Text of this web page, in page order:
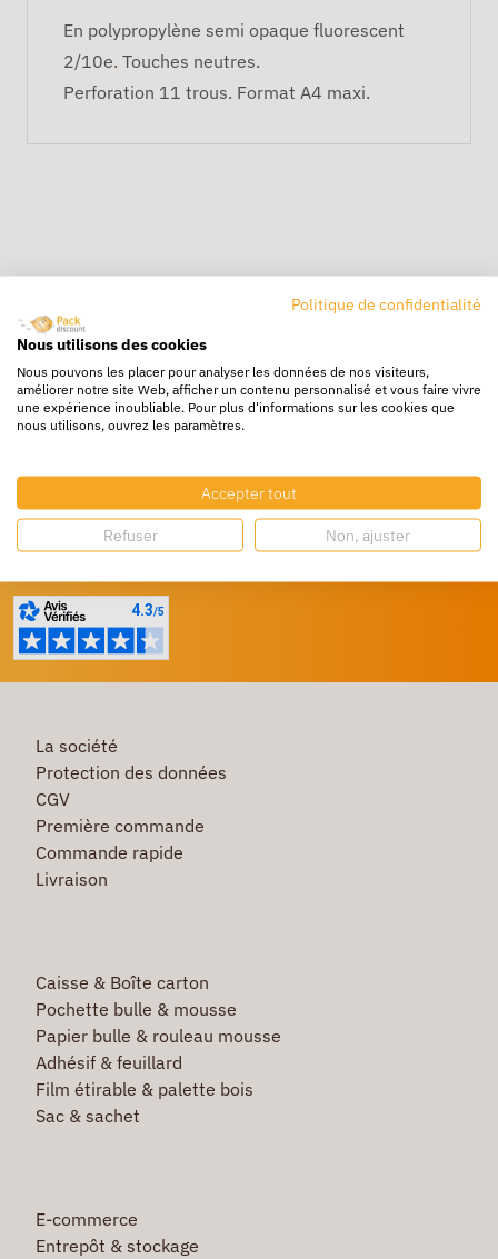
En polypropylène semi opaque fluorescent
2/10e. Touches neutres.
Perforation 11 trous. Format A4 maxi.
Livraison rapide
24/72h partout en europe
Livraison gratuite
Dès 250€ HT d’achat
Profitez de prix bas toute l’année
Besoin d'aide ?
La société
Protection des données
CGV
Première commande
Commande rapide
Livraison
Caisse & Boîte carton
Pochette bulle & mousse
Papier bulle & rouleau mousse
Adhésif & feuillard
Film étirable & palette bois
Sac & sachet
E-commerce
Entrepôt & stockage
Politique de confidentialité
Nous utilisons des cookies
Nous pouvons les placer pour analyser les données de nos visiteurs,
améliorer notre site Web, afficher un contenu personnalisé et vous faire vivre
une expérience inoubliable. Pour plus d'informations sur les cookies que
nous utilisons, ouvrez les paramètres.
Accepter tout
Refuser Non, ajuster